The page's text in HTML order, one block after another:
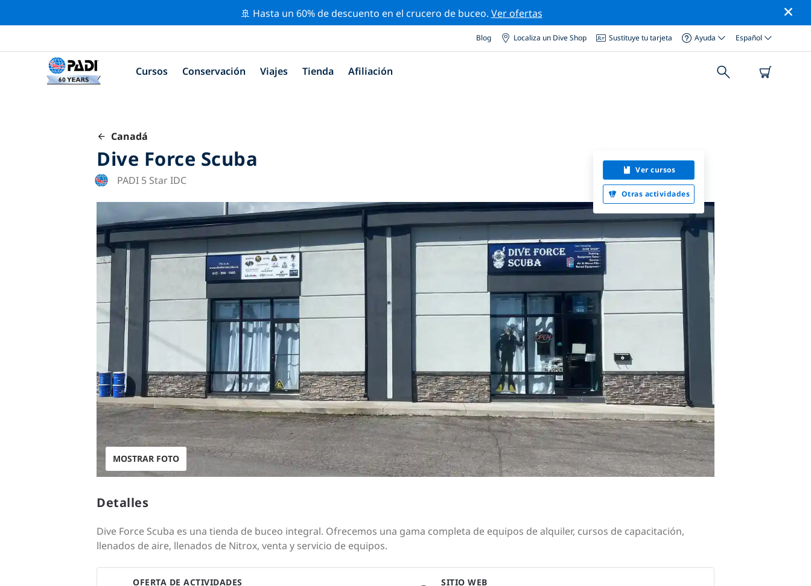
🚢 Hasta un 60% de descuento en el crucero de buceo. Ver ofertas
Blog Localiza un Dive Shop Sustituye tu tarjeta Ayuda Español
Cursos Conservación Viajes Tienda Afiliación
Canadá
Dive Force Scuba
PADI 5 Star IDC
Ver cursos
Otras actividades
MOSTRAR FOTO
Detalles
Dive Force Scuba es una tienda de buceo integral. Ofrecemos una gama completa de equipos de alquiler, cursos de capacitación,
llenados de aire, llenados de Nitrox, venta y servicio de equipos.
OFERTA DE ACTIVIDADES SITIO WEB